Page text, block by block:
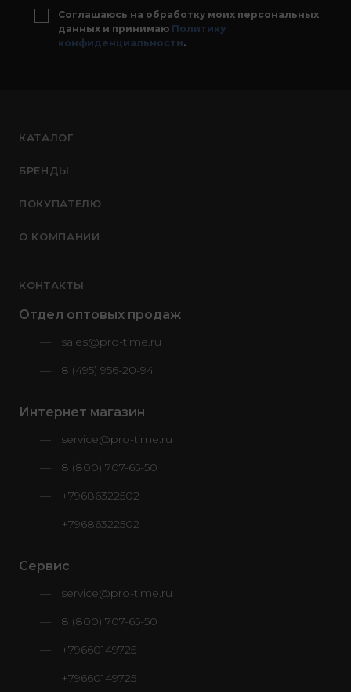
Соглашаюсь на обработку моих персональных
данных и принимаю Политику
конфиденциальности.
КАТАЛОГ
БРЕНДЫ
ПОКУПАТЕЛЮ
О КОМПАНИИ
КОНТАКТЫ
Отдел оптовых продаж
sales@pro-time.ru
8 (495) 956-20-94
Интернет магазин
service@pro-time.ru
8 (800) 707-65-50
+79686322502
+79686322502
Сервис
service@pro-time.ru
8 (800) 707-65-50
+79660149725
+79660149725